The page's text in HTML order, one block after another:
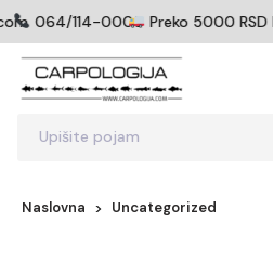
064/114-0005Preko 5000 RSD
Upišite pojam
Naslovna Uncategorized